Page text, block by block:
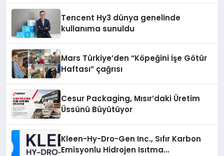
Tencent Hy3 dünya genelinde
kullanıma sunuldu
Mars Türkiye’den “Köpeğini İşe Götür
Haftası” çağrısı
Cesur Packaging, Mısır’daki Üretim
Üssünü Büyütüyor
Kleen-Hy-Dro-Gen Inc., Sıfır Karbon
Emisyonlu Hidrojen Isıtma